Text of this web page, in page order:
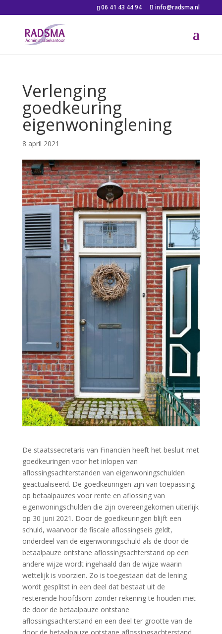
06 41 43 44 94 info@radsma.nl
Verlenging
goedkeuring
eigenwoninglening
8 april 2021
De staatssecretaris van Financiën heeft het besluit met
goedkeuringen voor het inlopen van
aflossingsachterstanden van eigenwoningschulden
geactualiseerd. De goedkeuringen zijn van toepassing
op betaalpauzes voor rente en aflossing van
eigenwoningschulden die zijn overeengekomen uiterlijk
op 30 juni 2021. Door de goedkeuringen blijft een
schuld, waarvoor de fiscale aflossingseis geldt,
onderdeel van de eigenwoningschuld als de door de
betaalpauze ontstane aflossingsachterstand op een
andere wijze wordt ingehaald dan de wijze waarin
wettelijk is voorzien. Zo is toegestaan dat de lening
wordt gesplitst in een deel dat bestaat uit de
resterende hoofdsom zonder rekening te houden met
de door de betaalpauze ontstane
aflossingsachterstand en een deel ter grootte van de